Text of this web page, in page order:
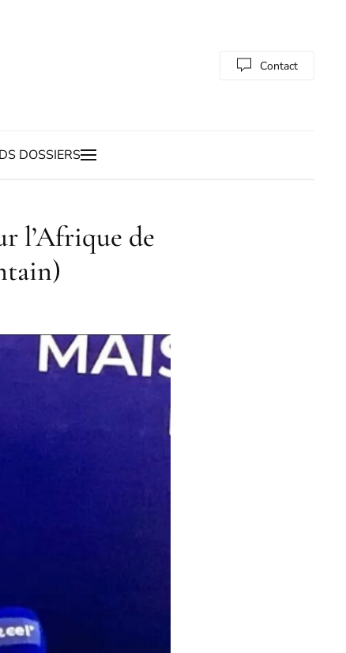
Contact
DOSSIERS
l’Afrique de